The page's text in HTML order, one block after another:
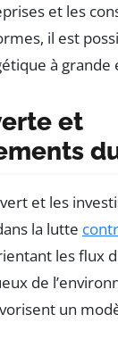
et les
il est
à grande
et
et les
la lutte
les flux
de
un